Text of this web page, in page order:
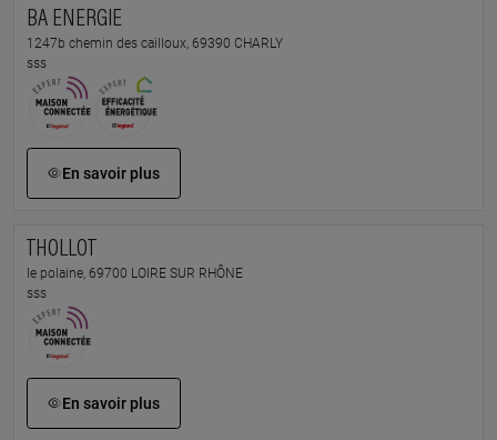
BA ENERGIE
1247b chemin des cailloux, 69390 CHARLY
sss
En savoir plus
THOLLOT
le polaine, 69700 LOIRE SUR RHÔNE
sss
En savoir plus